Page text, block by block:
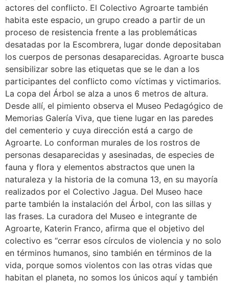
actores del conflicto. El Colectivo Agroarte también
habita este espacio, un grupo creado a partir de un
proceso de resistencia frente a las problemáticas
desatadas por la Escombrera, lugar donde depositaban
los cuerpos de personas desaparecidas. Agroarte busca
sensibilizar sobre las etiquetas que se le dan a los
participantes del conflicto como víctimas y victimarios.
La copa del Árbol se alza a unos 6 metros de altura.
Desde allí, el pimiento observa el Museo Pedagógico de
Memorias Galería Viva, que tiene lugar en las paredes
del cementerio y cuya dirección está a cargo de
Agroarte. Lo conforman murales de los rostros de
personas desaparecidas y asesinadas, de especies de
fauna y flora y elementos abstractos que unen la
naturaleza y la historia de la comuna 13, en su mayoría
realizados por el Colectivo Jagua. Del Museo hace
parte también la instalación del Árbol, con las sillas y
las frases. La curadora del Museo e integrante de
Agroarte, Katerin Franco, afirma que el objetivo del
colectivo es “cerrar esos círculos de violencia y no solo
en términos humanos, sino también en términos de la
vida, porque somos violentos con las otras vidas que
habitan el planeta, no somos los únicos aquí y también